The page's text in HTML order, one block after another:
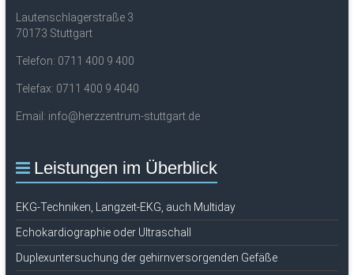
Lautenschlagerstraße 3
70173 Stuttgart
Telefon: 0711 400 9 400
Telefax: 0711 400 9 4040
Email: info@herzzentrum-stuttgart.de
Leistungen im Überblick
EKG-Techniken, Langzeit-EKG, auch Multiday
Echokardiographie oder Ultraschall
Duplexuntersuchung der gehirnversorgenden Gefäße